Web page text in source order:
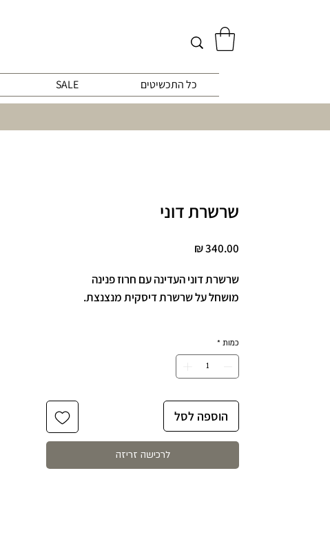
כל התכשיטים SALE
שרשרת דוני
שרשרת דוני העדינה עם חרוז פנינה
מושחל על שרשרת דיסקית מנצנצת.
לענידה נוחה ומותאמת אישית.
כמות *
הוספה לסל
לרכישה זריזה